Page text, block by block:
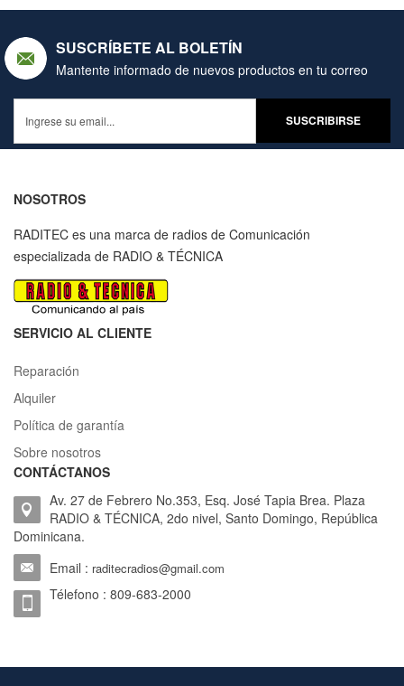
SUSCRÍBETE AL BOLETÍN
Mantente informado de nuevos productos en tu correo
NOSOTROS
RADITEC es una marca de radios de Comunicación
especializada de RADIO & TÉCNICA
SERVICIO AL CLIENTE
Reparación
Alquiler
Política de garantía
Sobre nosotros
CONTÁCTANOS
Av. 27 de Febrero No.353, Esq. José Tapia Brea. Plaza
RADIO & TÉCNICA, 2do nivel, Santo Domingo, República
Dominicana.
Email : raditecradios@gmail.com
Télefono : 809-683-2000